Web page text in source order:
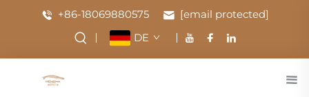
+86-18069880575
[email protected]
DE